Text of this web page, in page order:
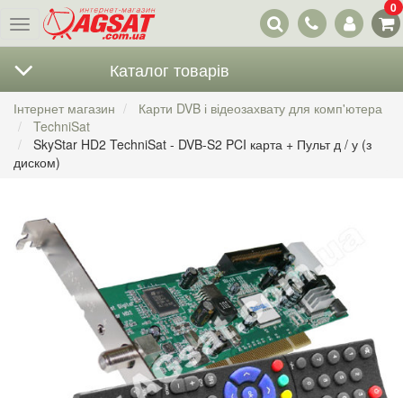
Меню
Наші
контакти
0
Каталог товарів
Інтернет магазин
Карти DVB і відеозахвату для комп'ютера
TechniSat
SkyStar HD2 TechniSat - DVB-S2 PCI карта + Пульт д / у (з
диском)